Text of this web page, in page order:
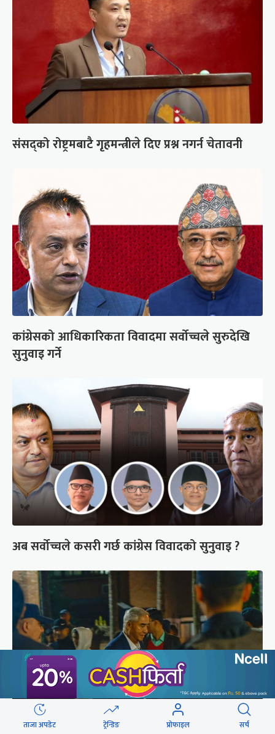
संसद्को रोष्ट्रमबाटै गृहमन्त्रीले दिए प्रश्न नगर्न चेतावनी
कांग्रेसको आधिकारिकता विवादमा सर्वोच्चले सुरुदेखि
सुनुवाइ गर्ने
अब सर्वोच्चले कसरी गर्छ कांग्रेस विवादको सुनुवाइ ?
ताजा अपडेट ट्रेन्डिङ प्रोफाइल सर्च